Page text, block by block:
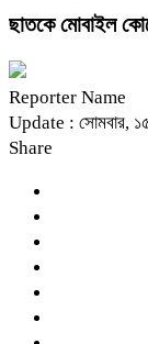
ছাতকে মোবাইল
Reporter Name
Update : সোমবার,
Share